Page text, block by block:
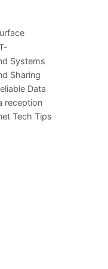
Systems
Sharing
Data
reception
Tech Tips